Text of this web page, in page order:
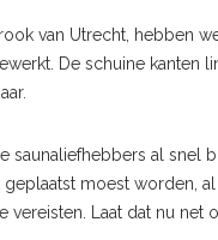
van Utrecht, hebben
De schuine kanten
al snel
moest worden,
Laat dat nu net